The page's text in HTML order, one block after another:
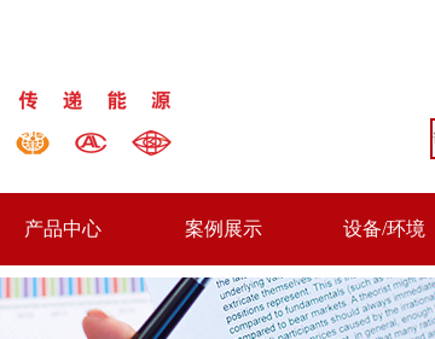
产品中心 案例展示 设备/环境